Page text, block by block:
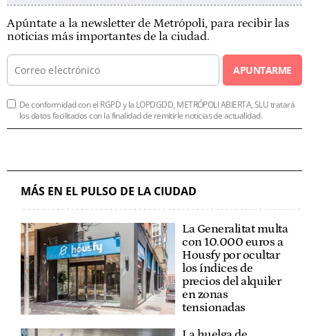
Apúntate a la newsletter de Metrópoli, para recibir las
noticias más importantes de la ciudad.
APUNTARME
De conformidad con el RGPD y la LOPDGDD, METRÓPOLI ABIERTA, SLU tratará
los datos facilitados con la finalidad de remitirle noticias de actualidad.
MÁS EN EL PULSO DE LA CIUDAD
La Generalitat multa
con 10.000 euros a
Housfy por ocultar
los índices de
precios del alquiler
en zonas
tensionadas